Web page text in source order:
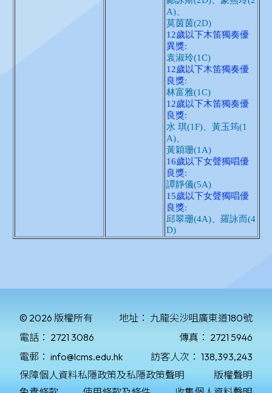
© 2026 版權所有 地址： 九龍尖沙咀廣東道180號
電話： 2721 3086 傳真： 2721 5946
電郵： info@lcms.edu.hk 訪客人次： 138,393,243
保障個人資料私隱政策及私隱政策聲明
版權聲明